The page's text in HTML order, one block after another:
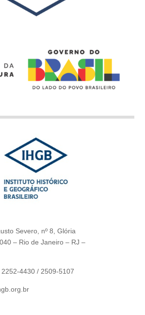
Severo, nº 8, Glória
– Rio de Janeiro – RJ –
4430 / 2509-5107